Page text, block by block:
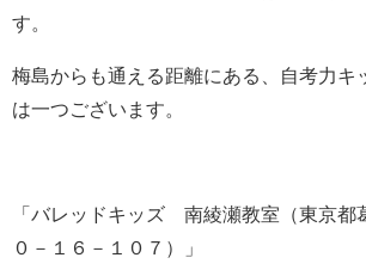
す。
梅島からも通える距離にある、自考力キ
は一つございます。
「バレッドキッズ 南綾瀬教室（東京都
０－１６－１０７）」